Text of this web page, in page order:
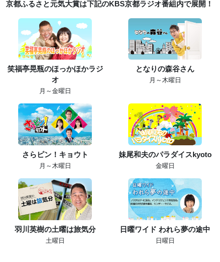
京都ふるさと元気大賞は下記のKBS京都ラジオ番組内で展開！
笑福亭晃瓶のほっかほかラジ
オ
月～金曜日
となりの森谷さん
月～木曜日
さらピン！キョウト
月～木曜日
妹尾和夫のパラダイスkyoto
金曜日
羽川英樹の土曜は旅気分
土曜日
日曜ワイド われら夢の途中
日曜日